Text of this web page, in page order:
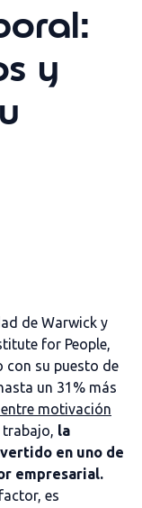
y
de Warwick y
for People,
con su puesto de
un 31% más
motivación
trabajo, la
en uno de
empresarial.
es